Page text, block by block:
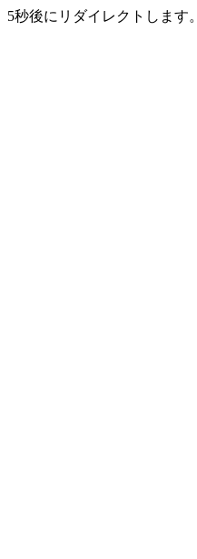
5秒後にリダイレクトします。